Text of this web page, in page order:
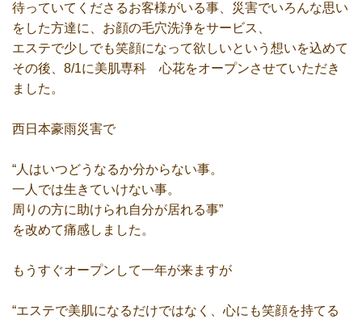
待っていてくださるお客様がいる事、災害でいろんな思い
をした方達に、お顔の毛穴洗浄をサービス、
エステで少しでも笑顔になって欲しいという想いを込めて
その後、8/1に美肌専科 心花をオープンさせていただき
ました。
西日本豪雨災害で
“人はいつどうなるか分からない事。
一人では生きていけない事。
周りの方に助けられ自分が居れる事”
を改めて痛感しました。
もうすぐオープンして一年が来ますが
“エステで美肌になるだけではなく、心にも笑顔を持てる